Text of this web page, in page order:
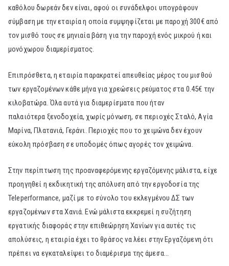
καθόλου δωρεάν δεν είναι, αφού οι συνάδελφοι υπογράφουν
σύμβαση με την εταιρία η οποία συμψηφίζεται με παροχή 300€ από
τον μισθό τους σε μηνιαία βάση για την παροχή ενός μικρού ή και
μονόχωρου διαμερίσματος.
Επιπρόσθετα, η εταιρία παρακρατεί απευθείας μέρος του μισθού
των εργαζομένων κάθε μήνα για χρεώσεις ρεύματος στα 0.45€ την
κιλοβατώρα. Όλα αυτά για διαμερίσματα που ήταν
παλαιότερα ξενοδοχεία, χωρίς μόνωση, σε περιοχές Σταλό, Αγία
Μαρίνα, Πλατανιά, Γεράνι. Περιοχές που το χειμώνα δεν έχουν
εύκολη πρόσβαση σε υποδομές όπως αγορές τον χειμώνα.
Στην περίπτωση της προαναφερόμενης εργαζόμενης μάλιστα, είχε
προηγηθεί η εκδικητική της απόλυση από την εργοδοσία της
Teleperformance, μαζί με το σύνολο του εκλεγμένου ΔΣ των
εργαζομένων στα Χανιά. Ενώ μάλιστα εκκρεμεί η συζήτηση
εργατικής διαφοράς στην επιθεώρηση Χανίων για αυτές τις
απολύσεις, η εταιρία έχει το θράσος να λέει στην Εργαζόμενη ότι
πρέπει να εγκαταλείψει το διαμέρισμα της άμεσα…